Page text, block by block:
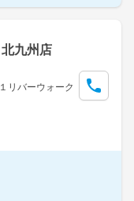
九州店
リバーウォーク